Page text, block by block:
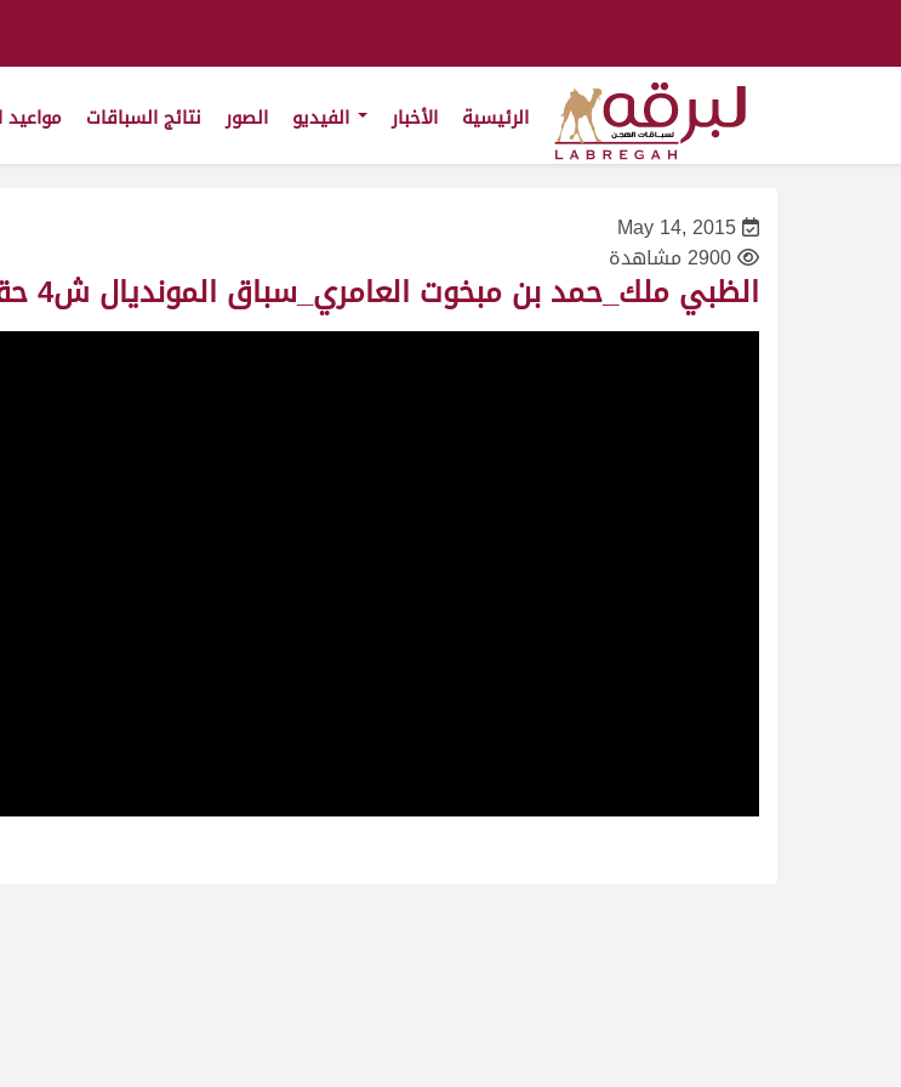
الرئيسية الأخبار الصور نتائج السباقات مواعيد
May 14, 2015
2900 مشاهدة
الظبي ملك_حمد بن مبخوت العامري_سباق المونديال ش4 حقايق بكار_41_ت6:23:27 ت(20/1/2011)